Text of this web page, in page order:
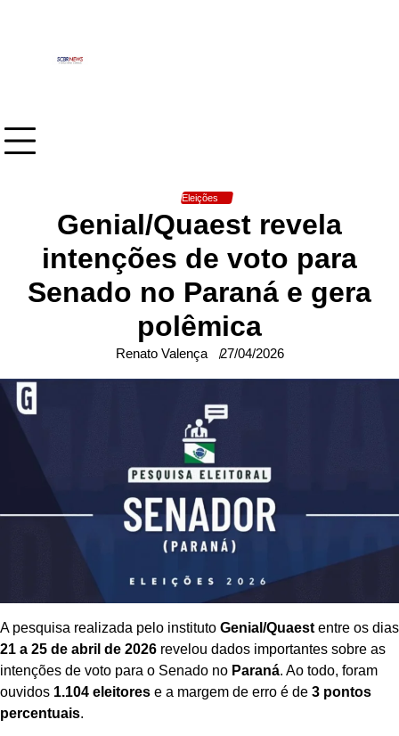
Eleições
Genial/Quaest revela
intenções de voto para
Senado no Paraná e gera
polêmica
Renato Valença 27/04/2026
A pesquisa realizada pelo instituto Genial/Quaest entre os dias
21 a 25 de abril de 2026 revelou dados importantes sobre as
intenções de voto para o Senado no Paraná. Ao todo, foram
ouvidos 1.104 eleitores e a margem de erro é de 3 pontos
percentuais.